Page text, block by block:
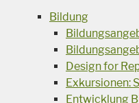
Bildung
Design for
Exkursionen:
Entwicklung